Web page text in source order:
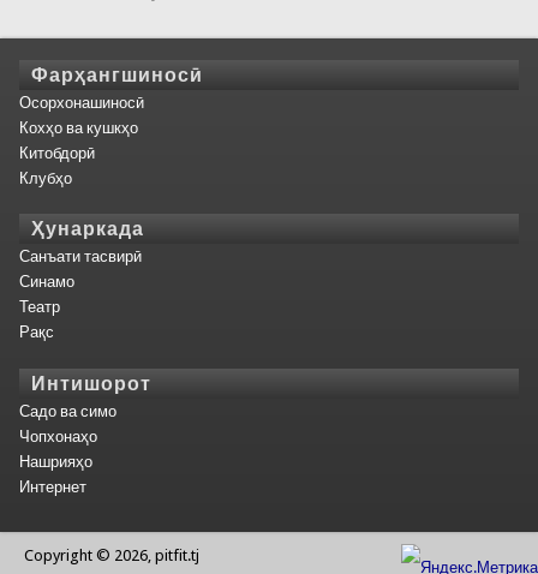
Фарҳангшиносӣ
Осорхонашиносӣ
Кохҳо ва кушкҳо
Китобдорӣ
Клубҳо
Ҳунаркада
Санъати тасвирӣ
Синамо
Театр
Рақс
Интишорот
Садо ва симо
Чопхонаҳо
Нашрияҳо
Интернет
Copyright © 2026, pitfit.tj